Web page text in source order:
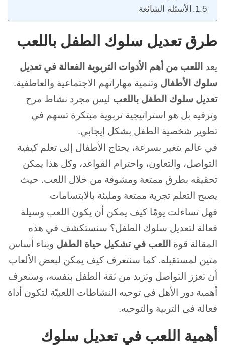
الأسئلة الشائعة
طرق تعديل سلوك الطفل باللعب
يعد اللعب من أهم الأدوات التربوية الفعالة في تعديل
سلوك الأطفال وتنمية مهاراتهم الاجتماعية والعاطفية.
تعديل سلوك الطفل باللعب ليس مجرد نشاط مرح
وترفيه بل هو استراتيجية تربوية مبتكرة تسهم في
تطوير شخصية الطفل بشكل إيجابي.
في عالم يتغير بسرعة، يحتاج الأطفال إلى تعلم كيفية
التواصل، والتعاون، واحترام القواعد، وكل هذا يمكن
تحقيقه بطرق ممتعة ومشوقة من خلال اللعب. حيث
يصبح التعلم تجربة ممتعة ومليئة بالابتسامات
فهل تساءلت يومًا كيف يمكن أن يكون اللعب وسيلة
فعالة لتعديل سلوك الطفل؟ سنستكشف في هذه
المقالة قوة اللعب في تشكيل حياة الطفل وبناء أساس
متين لمستقبله. كما سنتعرف كيف يمكن لبعض الألعاب
أن تعزز التواصل وتزيد من ثقة الطفل بنفسه، وسنعرف
أهمية دور الأهل في توجيه النشاطات اللعبيّة لتكون أداة
فعالة في التربية والتوجيه.
أهمية اللعب في تعديل سلوك